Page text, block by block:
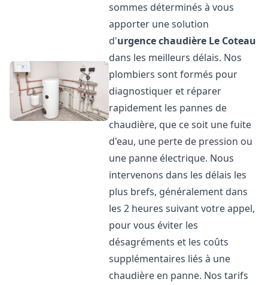
sommes déterminés à vous
apporter une solution
d'urgence chaudière Le Coteau
dans les meilleurs délais. Nos
plombiers sont formés pour
diagnostiquer et réparer
rapidement les pannes de
chaudière, que ce soit une fuite
d'eau, une perte de pression ou
une panne électrique. Nous
intervenons dans les délais les
plus brefs, généralement dans
les 2 heures suivant votre appel,
pour vous éviter les
désagréments et les coûts
supplémentaires liés à une
chaudière en panne. Nos tarifs